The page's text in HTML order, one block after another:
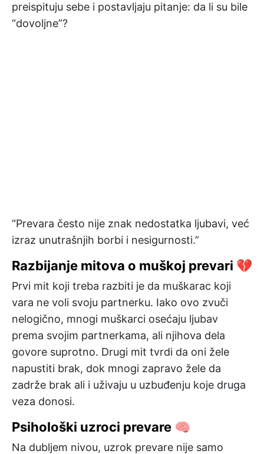
preispituju sebe i postavljaju pitanje: da li su bile
“dovoljne”?
“Prevara često nije znak nedostatka ljubavi, već
izraz unutrašnjih borbi i nesigurnosti.”
Razbijanje mitova o muškoj prevari 💔
Prvi mit koji treba razbiti je da muškarac koji
vara ne voli svoju partnerku. Iako ovo zvuči
nelogično, mnogi muškarci osećaju ljubav
prema svojim partnerkama, ali njihova dela
govore suprotno. Drugi mit tvrdi da oni žele
napustiti brak, dok mnogi zapravo žele da
zadrže brak ali i uživaju u uzbuđenju koje druga
veza donosi.
Psihološki uzroci prevare 🧠
Na dubljem nivou, uzrok prevare nije samo